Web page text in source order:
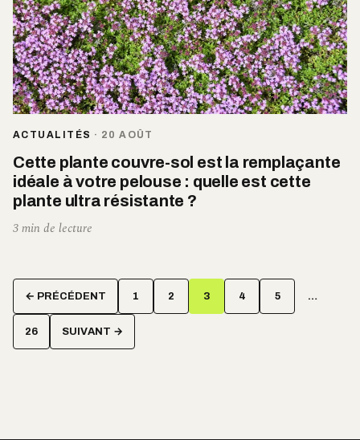
ACTUALITÉS · 20 AOÛT
Cette plante couvre-sol est la remplaçante
idéale à votre pelouse : quelle est cette
plante ultra résistante ?
3 min de lecture
Pagination
des
← PRÉCÉDENT 1 2 3 4 5 …
26 SUIVANT →